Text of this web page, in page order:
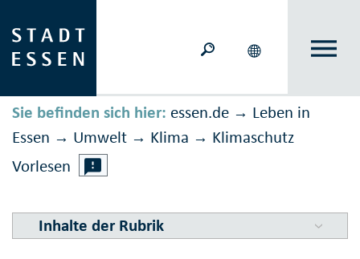
Sie befinden sich hier: essen.de → Leben in
Essen → Umwelt → Klima → Klimaschutz
Vorlesen
Inhalte der Rubrik